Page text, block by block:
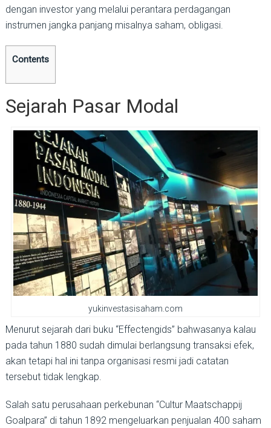
dengan investor yang melalui perantara perdagangan
instrumen jangka panjang misalnya saham, obligasi.
Contents
Sejarah Pasar Modal
yukinvestasisaham.com
Menurut sejarah dari buku “Effectengids” bahwasanya kalau
pada tahun 1880 sudah dimulai berlangsung transaksi efek,
akan tetapi hal ini tanpa organisasi resmi jadi catatan
tersebut tidak lengkap.
Salah satu perusahaan perkebunan “Cultur Maatschappij
Goalpara” di tahun 1892 mengeluarkan penjualan 400 saham